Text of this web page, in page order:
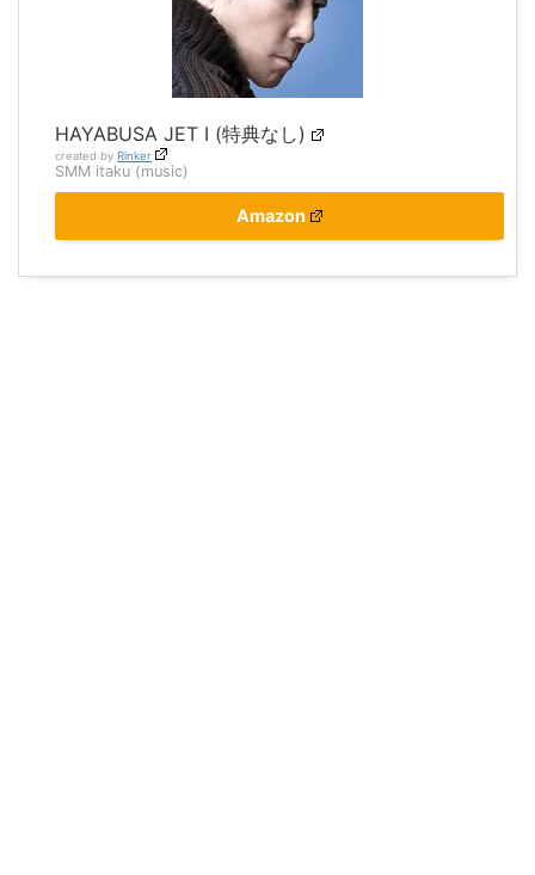
HAYABUSA JET Ι (特典なし)
created by Rinker
SMM itaku (music)
Amazon